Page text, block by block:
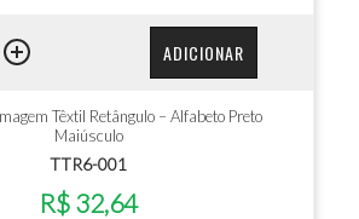
ADICIONAR
Têxtil Retângulo – Alfabeto Preto
Maiúsculo
TTR6-001
R$ 32,64